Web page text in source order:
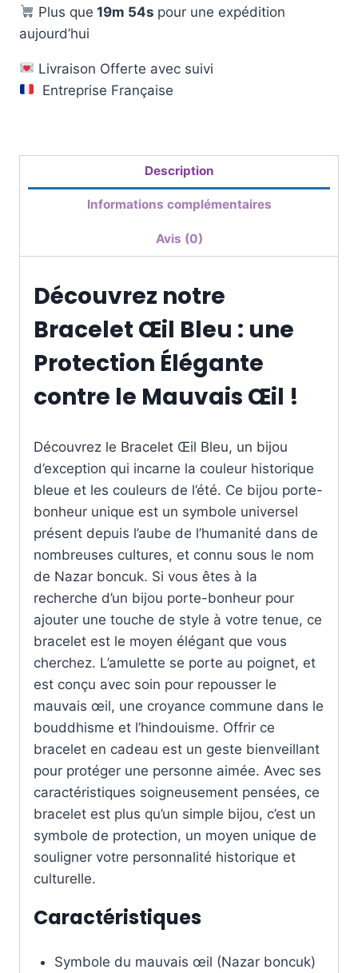
Plus que 19m 53s pour une expédition
aujourd’hui
Livraison Offerte avec suivi
Entreprise Française
Description
Informations complémentaires
Avis (0)
Découvrez notre
Bracelet Œil Bleu : une
Protection Élégante
contre le Mauvais Œil !
Découvrez le Bracelet Œil Bleu, un bijou
d’exception qui incarne la couleur historique
bleue et les couleurs de l’été. Ce bijou porte-
bonheur unique est un symbole universel
présent depuis l’aube de l’humanité dans de
nombreuses cultures, et connu sous le nom
de Nazar boncuk. Si vous êtes à la
recherche d’un bijou porte-bonheur pour
ajouter une touche de style à votre tenue, ce
bracelet est le moyen élégant que vous
cherchez. L’amulette se porte au poignet, et
est conçu avec soin pour repousser le
mauvais œil, une croyance commune dans le
bouddhisme et l’hindouisme. Offrir ce
bracelet en cadeau est un geste bienveillant
pour protéger une personne aimée. Avec ses
caractéristiques soigneusement pensées, ce
bracelet est plus qu’un simple bijou, c’est un
symbole de protection, un moyen unique de
souligner votre personnalité historique et
culturelle.
Caractéristiques
Symbole du mauvais œil (Nazar boncuk)